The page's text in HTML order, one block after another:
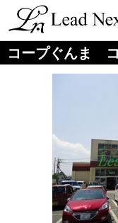
コープぐんま